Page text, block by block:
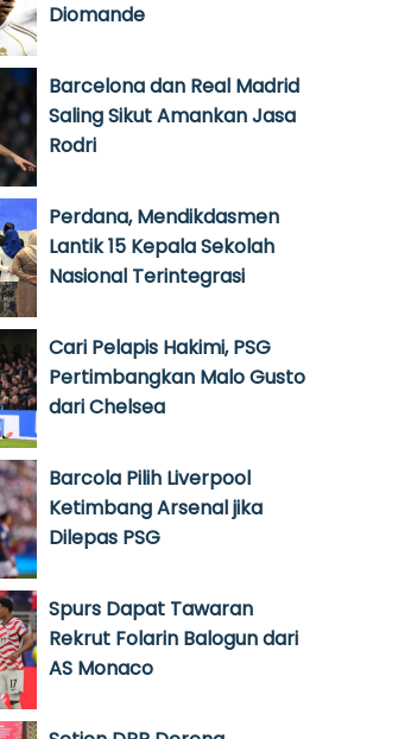
Diomande
Barcelona dan Real Madrid
Saling Sikut Amankan Jasa
Rodri
Perdana, Mendikdasmen
Lantik 15 Kepala Sekolah
Nasional Terintegrasi
Cari Pelapis Hakimi, PSG
Pertimbangkan Malo Gusto
dari Chelsea
Barcola Pilih Liverpool
Ketimbang Arsenal jika
Dilepas PSG
Spurs Dapat Tawaran
Rekrut Folarin Balogun dari
AS Monaco